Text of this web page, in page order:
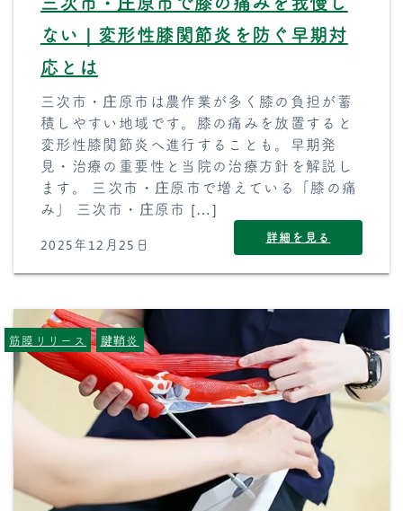
ない｜変形性膝関節炎を防ぐ早期対
応とは
三次市・庄原市は農作業が多く膝の負担が蓄
積しやすい地域です。膝の痛みを放置すると
変形性膝関節炎へ進行することも。早期発
見・治療の重要性と当院の治療方針を解説し
ます。 三次市・庄原市で増えている「膝の痛
み」 三次市・庄原市 […]
2025年12月25日 詳細を見る
筋膜リリース 腱鞘炎